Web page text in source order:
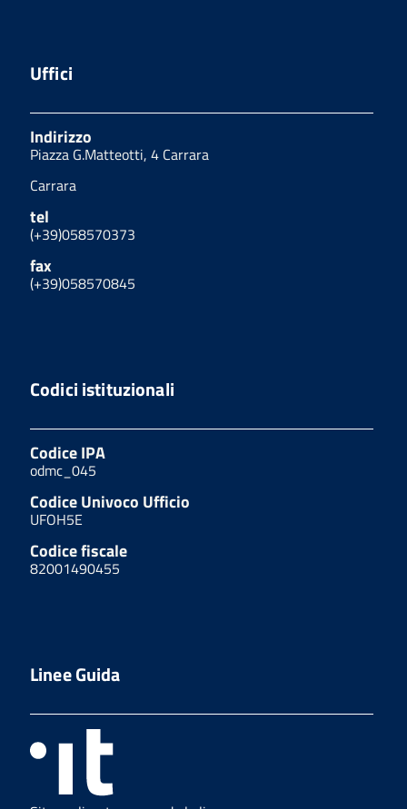
Uffici
Indirizzo
Piazza G.Matteotti, 4 Carrara
Carrara
tel
(+39)058570373
fax
(+39)058570845
Codici istituzionali
Codice IPA
odmc_045
Codice Univoco Ufficio
UFOH5E
Codice fiscale
82001490455
Linee Guida